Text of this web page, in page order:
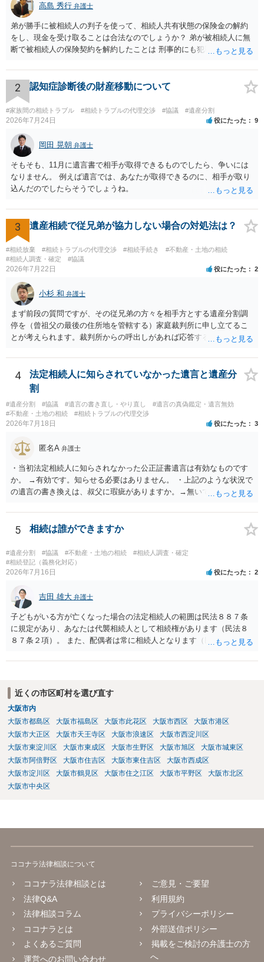
高島 秀行 弁護士
弟が勝手に被相続人の判子を使って、相続人共有状態の保険金の解約
をし、現金を受け取ることは合法なのでしょうか？ 弟が被相続人に無
断で被相続人の保険契約を解約したことは 刑事的にも犯罪となる可能
された書類のコピーを取得して、弁護士に面談で詳しい事情を話して
相談 されたら良いと思います。
2 認知症診断後の財産移動について
#家族間の相続トラブル #相続トラブルの代理交渉 #協議 #遺産分割
2026年7月24日 役にたった 9
岡田 晃朝 弁護士
そもそも、11月に遺言書で相手が取得できるものでしたら、争いには
なりません。 例えば遺言では、あなたが取得できるのに、相手が取り
込んだのでしたらそうでしょうね。
3 遺産相続で従兄弟が協力しない場合の対処法は？
#相続放棄 #相続トラブルの代理交渉 #相続手続き
#不動産・土地の相続
#相続人調査・確定
#協議
2026年7月22日 役にたった 2
小杉 和 弁護士
まず前段の質問ですが、その従兄弟の方々を相手方とする遺産分割調
停を（曾祖父の最後の住所地を管轄する）家庭裁判所に申し立てるこ
とが考えられます。裁判所からの呼出しがあれば応答する可能性がま
能と思われます。時間が思った以上にないので必要書類をてきぱきと
揃える必要があります。その点是非御注意ください。
4
法定相続人に知らされていなかった遺言と遺産分
割
#遺産分割 #協議 #遺言の書き直し・やり直し
#遺言の真偽鑑定・遺言無効
#不動産・土地の相続
#相続トラブルの代理交渉
2026年7月18日 役にたった 3
匿名A 弁護士
・当初法定相続人に知らされなかった公正証書遺言は有効なものです
か。 →有効です。知らせる必要はありません。 ・上記のような状況で
の遺言の書き換えは、叔父に瑕疵がありますか。→無いです。 ・分割
ますか。 →本人が自由に決められますので、どこが妥当とは言えない
です。客観的な基準もありません。 ・できれば穏やかに、分割を拒否
することはできますか。 →分割を拒否するということは、遺産はいら
ないということでしょうか。遺言で、受取を指定されててもいらない
と拒否することはできます。理由を説明する必要はありません。
5 相続は誰ができますか
#遺産分割 #協議 #不動産・土地の相続
#相続人調査・確定
#相続登記（義務化対応）
2026年7月16日 役にたった 2
吉田 雄大 弁護士
子どもがいる方が亡くなった場合の法定相続人の範囲は民法８８７条
に規定があり、あなたは代襲相続人として相続権があります（民法８
８７条２項）。 また、配偶者は常に相続人となります（民法８９０
も相続権があります。つまり、孫５人に加えて「おじ又はおば」にも
近くの市区町村を選び直す
大阪市内
大阪市都島区
大阪市福島区 大阪市此花区 大阪市西区
大阪市港区
大阪市大正区
大阪市天王寺区 大阪市浪速区
大阪市西淀川区
大阪市東淀川区
大阪市東成区 大阪市生野区 大阪市旭区
大阪市城東区
大阪市阿倍野区
大阪市住吉区 大阪市東住吉区
大阪市西成区
大阪市淀川区
大阪市鶴見区 大阪市住之江区 大阪市平野区
大阪市北区
大阪市中央区
ココナラ法律相談について
ココナラ法律相談とは
法律Q&A
法律相談コラム
ココナラとは
よくあるご質問
運営へのお問い合わせ
ご意見・ご要望
利用規約
プライバシーポリシー
外部送信ポリシー
掲載をご検討の弁護士の方
へ